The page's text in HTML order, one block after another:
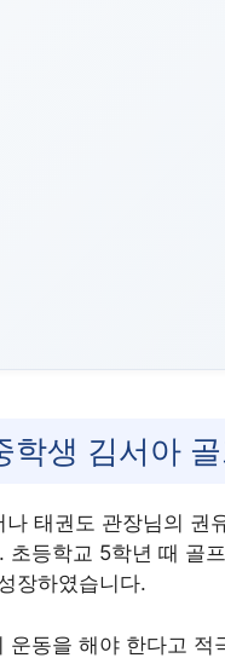
학생 김서아
태권도 관장님의 권
등학교 5학년 때 골
장하였습니다.
동을 해야 한다고 적